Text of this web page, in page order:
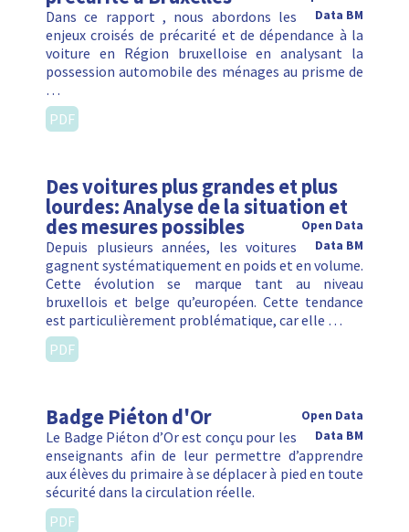
Data BM
Dans ce rapport , nous abordons les
enjeux croisés de précarité et de dépendance à la
voiture en Région bruxelloise en analysant la
possession automobile des ménages au prisme de
…
PDF
Des voitures plus grandes et plus
lourdes: Analyse de la situation et
des mesures possibles
Open Data
Data BM
Depuis plusieurs années, les voitures
gagnent systématiquement en poids et en volume.
Cette évolution se marque tant au niveau
bruxellois et belge qu’européen. Cette tendance
est particulièrement problématique, car elle …
PDF
Badge Piéton d'Or
Open Data
Data BM
Le Badge Piéton d’Or est conçu pour les
enseignants afin de leur permettre d’apprendre
aux élèves du primaire à se déplacer à pied en toute
sécurité dans la circulation réelle.
PDF